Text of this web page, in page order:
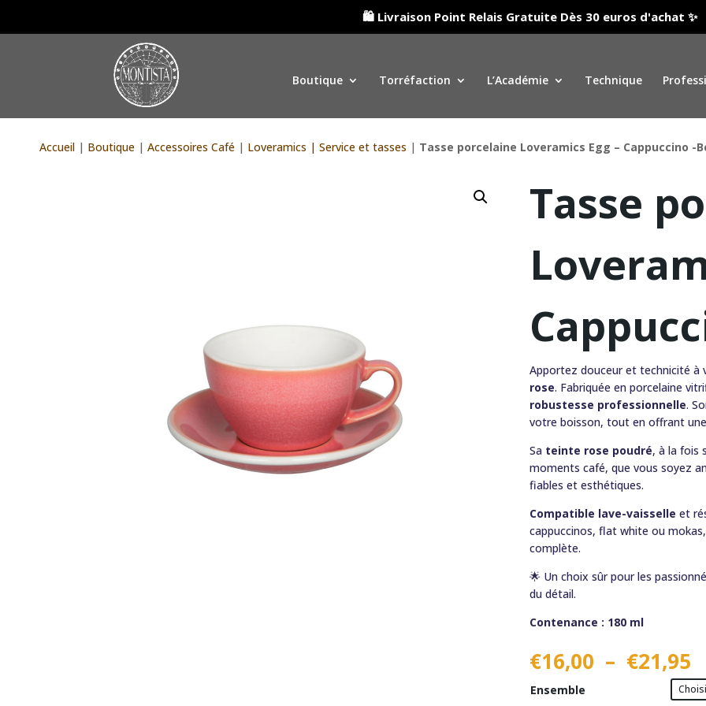
Boutique Torréfaction L’Académie Technique
Accueil | Boutique | Accessoires Café | Loveramics | Service et tasses | Tasse porcelaine Loveramics Egg – Cappuccino -
Tasse
Apportez douceur et technicité à
rose. Fabriquée en porcelaine
robustesse professionnelle.
votre boisson, tout en offrant
Sa teinte rose poudré, à la fois
moments café, que vous soyez
fiables et esthétiques.
Compatible lave-vaisselle et
cappuccinos, flat white ou
complète.
🌟 Un choix sûr pour les
du détail.
Contenance : 180 ml
€16,00 – €21,95
Ensemble
🛍️ Livraison Point Relais Gratuite Dès 30 euros d'achat ✨